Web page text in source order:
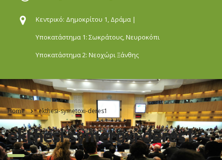
Κεντρικό: Δημοκρίτου 1, Δράμα |
Υποκατάστημα 1: Σωκράτους,Νευροκόπι
Υποκατάστημα 2: ΝεοχώριΞάνθης
Home ekthesi-symetoxi-deres1
ekthesi-symetoxi-deres1